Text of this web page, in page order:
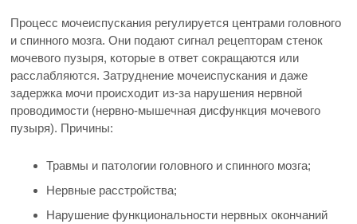
Процесс мочеиспускания регулируется центрами головного
и спинного мозга. Они подают сигнал рецепторам стенок
мочевого пузыря, которые в ответ сокращаются или
расслабляются. Затруднение мочеиспускания и даже
задержка мочи происходит из-за нарушения нервной
проводимости (нервно-мышечная дисфункция мочевого
пузыря). Причины:
Травмы и патологии головного и спинного мозга;
Нервные расстройства;
Нарушение функциональности нервных окончаний